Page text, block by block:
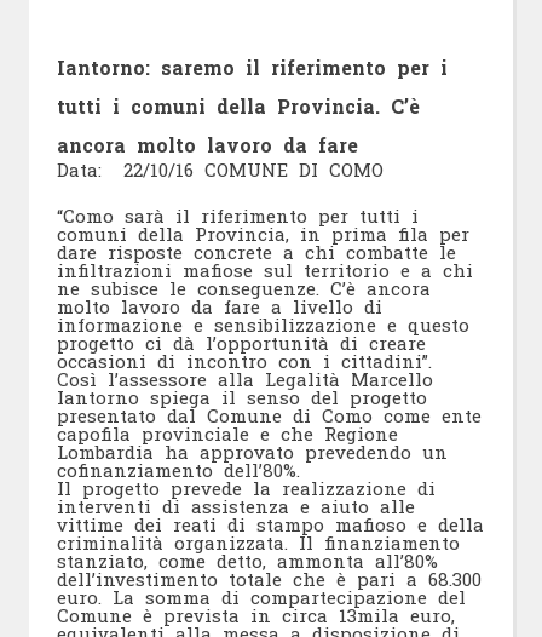
Iantorno: saremo il riferimento per i
tutti i comuni della Provincia. C’è
ancora molto lavoro da fare
Data: 22/10/16 COMUNE DI COMO
“Como sarà il riferimento per tutti i
comuni della Provincia, in prima fila per
dare risposte concrete a chi combatte le
infiltrazioni mafiose sul territorio e a chi
ne subisce le conseguenze. C’è ancora
molto lavoro da fare a livello di
informazione e sensibilizzazione e questo
progetto ci dà l’opportunità di creare
occasioni di incontro con i cittadini”.
Così l’assessore alla Legalità Marcello
Iantorno spiega il senso del progetto
presentato dal Comune di Como come ente
capofila provinciale e che Regione
Lombardia ha approvato prevedendo un
cofinanziamento dell’80%.
Il progetto prevede la realizzazione di
interventi di assistenza e aiuto alle
vittime dei reati di stampo mafioso e della
criminalità organizzata. Il finanziamento
stanziato, come detto, ammonta all’80%
dell’investimento totale che è pari a 68.300
euro. La somma di compartecipazione del
Comune è prevista in circa 13mila euro,